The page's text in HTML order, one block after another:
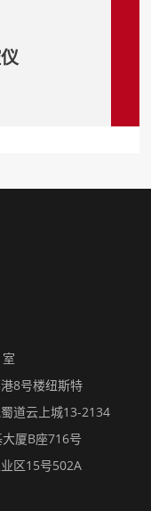
8号楼纽斯特
道云上城13-2134
厦B座716号
区15号502A